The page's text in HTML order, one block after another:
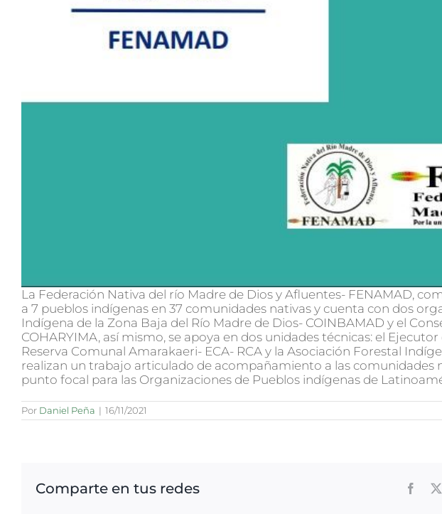
La Federación Nativa del río Madre de Dios y Afluentes- FENAMAD,
a 7 pueblos indígenas en 37 comunidades nativas y cuenta con dos
Indígena de la Zona Baja del Río Madre de Dios- COINBAMAD y el
COHARYIMA, así mismo, se apoya en dos unidades técnicas: el
Reserva Comunal Amarakaeri- ECA- RCA y la Asociación Forestal
realizan un trabajo articulado de acompañamiento a las comunidades
punto focal para las Organizaciones de Pueblos indígenas de
Por Daniel Peña | 16/11/2021
Comparte en tus redes